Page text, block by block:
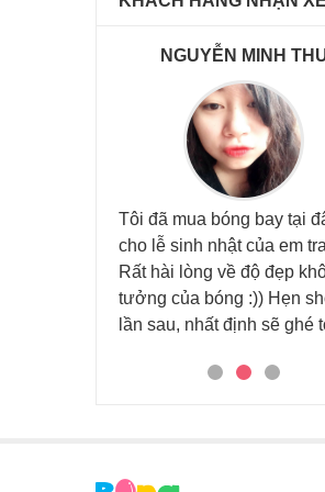
NGUYỄN MINH
Tôi đã mua bóng bay tại
cho lễ sinh nhật của em
Rất hài lòng về độ đẹp
tưởng của bóng :)) Hẹn
lần sau, nhất định sẽ ghé